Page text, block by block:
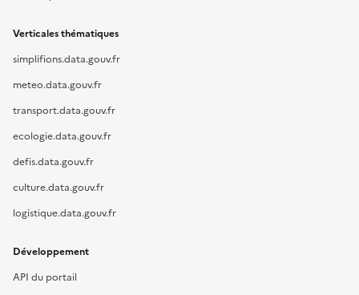
Verticales thématiques
simplifions.data.gouv.fr
meteo.data.gouv.fr
transport.data.gouv.fr
ecologie.data.gouv.fr
defis.data.gouv.fr
culture.data.gouv.fr
logistique.data.gouv.fr
Développement
API du portail